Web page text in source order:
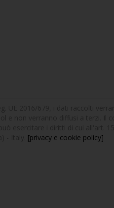
[privacy e cookie policy]